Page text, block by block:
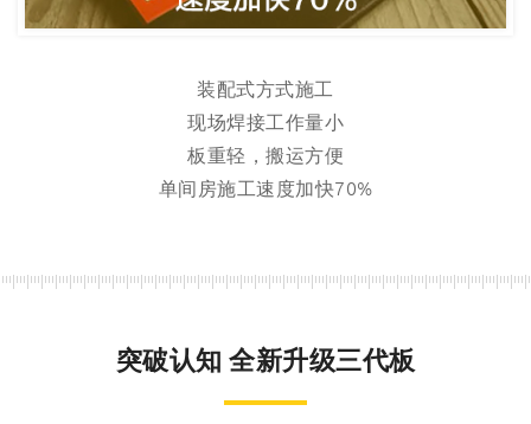
装配式方式施工
现场焊接工作量小
板重轻，搬运方便
单间房施工速度加快70%
突破认知 全新升级三代板